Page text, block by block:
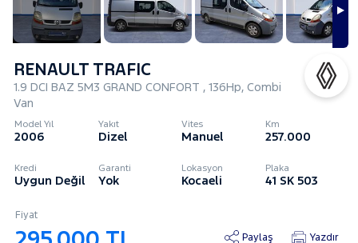
RENAULT TRAFIC
1.9 DCI BAZ 5M3 GRAND CONFORT , 136Hp, Combi
Van
Model Yıl
2006
Yakıt
Dizel
Vites
Manuel
Km
257.000
Kredi
Uygun Değil
Garanti
Yok
Lokasyon
Kocaeli
Plaka
41 SK 503
Fiyat
Paylaş Yazdır